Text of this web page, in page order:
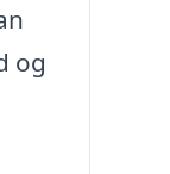
og